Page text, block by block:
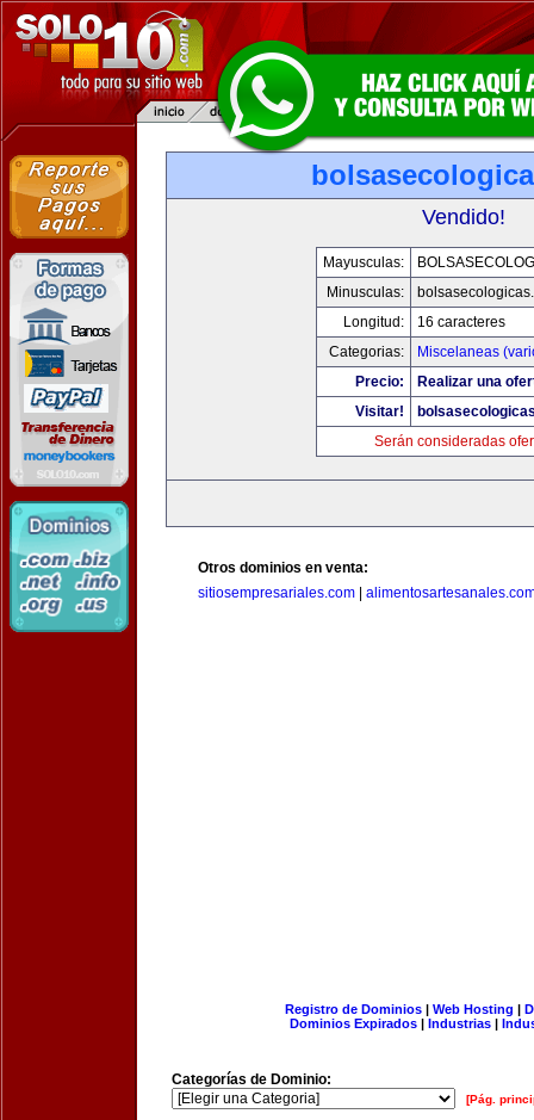
Vendido!
Mayusculas:
Minusculas:
Longitud:
16 caracteres
Categorias:
Miscelaneas
Precio:
Realizar una
Visitar!
Serán consideradas
Otros dominios en venta:
sitiosempresariales.com
Registro de Dominios| Web Hosting |
Dominios Expirados | Industrias |
Categorías de Dominio:
[Pág.